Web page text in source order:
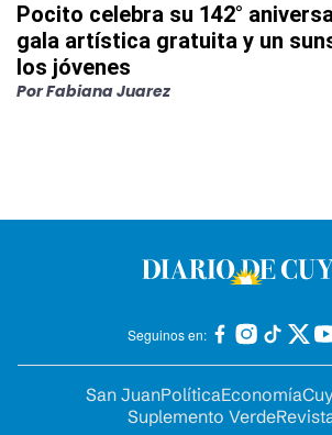
Pocito celebra su 142°
gala artística gratuita y un
los jóvenes
PorFabiana Juarez
Seguinos en:
San JuanPolíticaEconomía
Suplemento Verde